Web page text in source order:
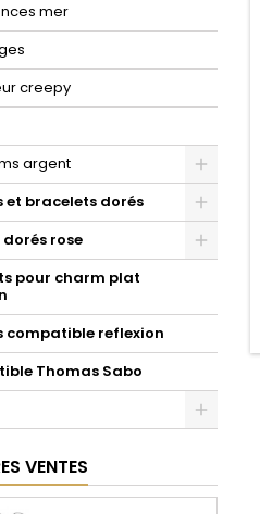
mer
creepy
argent
et bracelets dorés
rose
pour charm plat
compatible reflexion
Thomas Sabo
VENTES